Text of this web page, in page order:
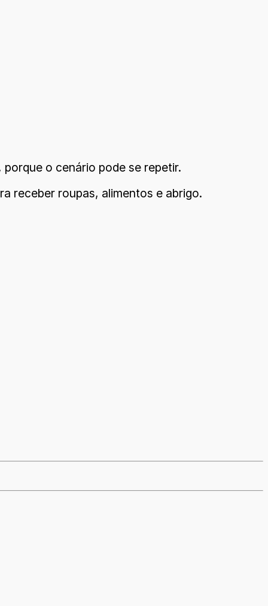
o cenário pode se repetir.
receber roupas, alimentos e abrigo.